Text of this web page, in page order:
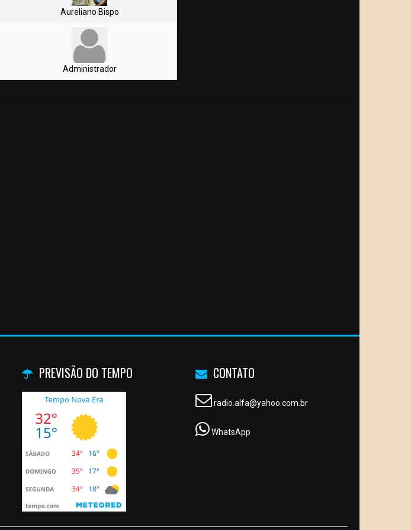
Aureliano Bispo
Administrador
PREVISÃO DO TEMPO CONTATO
radio.alfa@yahoo.com.br
WhatsApp